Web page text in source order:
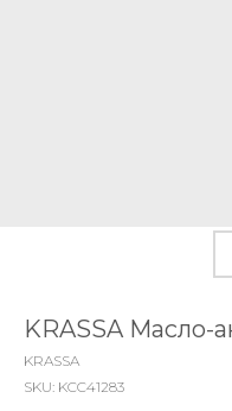
KRASSA Масло-
KRASSA
SKU: KCC41283